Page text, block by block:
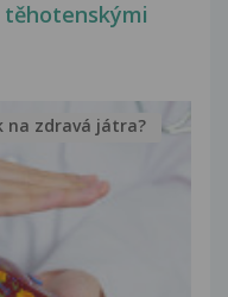
těhotenskými
na zdravá játra?